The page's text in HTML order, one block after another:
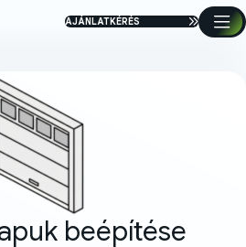
AJÁNLATKÉRÉS
beépítése